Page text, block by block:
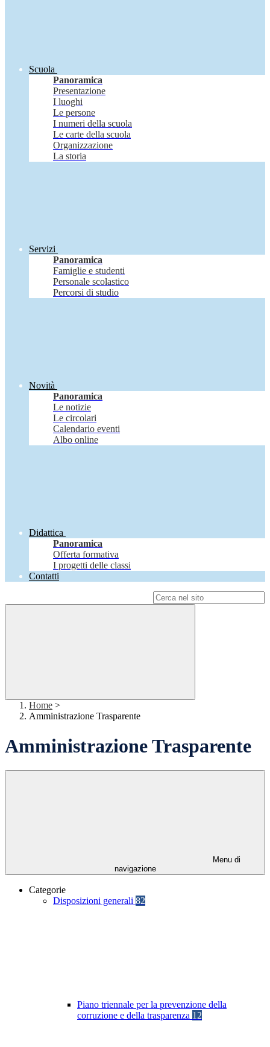
Scuola
Panoramica
Presentazione
I luoghi
Le persone
I numeri della scuola
Le carte della scuola
Organizzazione
La storia
Servizi
Panoramica
Famiglie e studenti
Personale scolastico
Percorsi di studio
Novità
Panoramica
Le notizie
Le circolari
Calendario eventi
Albo online
Didattica
Panoramica
Offerta formativa
I progetti delle classi
Contatti
Home >
Amministrazione Trasparente
Amministrazione Trasparente
Menu di
navigazione
Categorie
Disposizioni generali 82
Piano triennale per la prevenzione della
corruzione e della trasparenza 12